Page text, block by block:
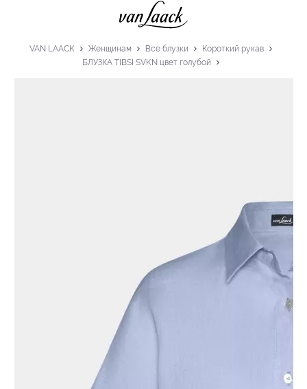
VAN LAACK Женщинам Все блузки
Короткий рукав
БЛУЗКА TIBSI SVKN цвет голубой